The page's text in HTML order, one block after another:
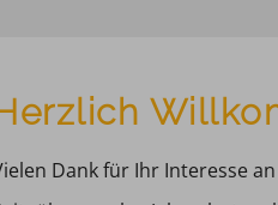
Dank für Ihr Interesse